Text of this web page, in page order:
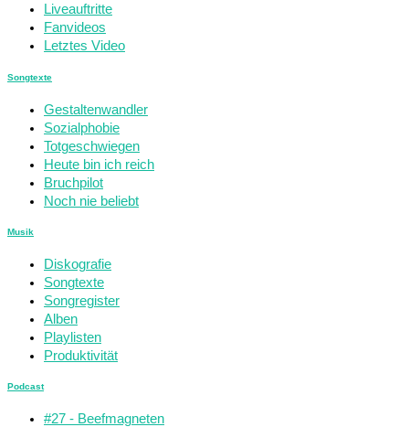
Liveauftritte
Fanvideos
Letztes Video
Songtexte
Gestaltenwandler
Sozialphobie
Totgeschwiegen
Heute bin ich reich
Bruchpilot
Noch nie beliebt
Musik
Diskografie
Songtexte
Songregister
Alben
Playlisten
Produktivität
Podcast
#27 - Beefmagneten